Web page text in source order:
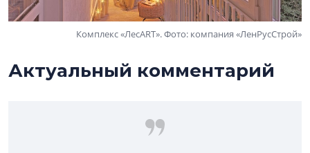
Комплекс «ЛесART». Фото: компания «ЛенРусСтрой»
Актуальный комментарий